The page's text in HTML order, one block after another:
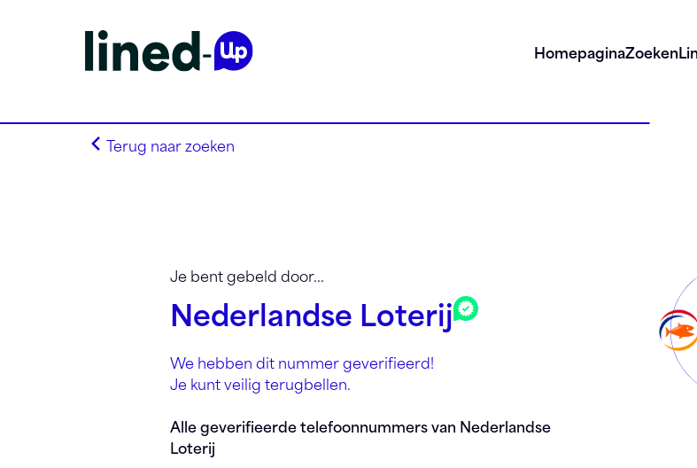
HomepaginaZoeken
Terug naar zoeken
Je bent gebeld door...
Nederlandse Loterij
We hebben dit nummer geverifieerd!
Je kunt veilig terugbellen.
Alle geverifieerde telefoonnummers van Nederlandse
Loterij
Search on alphabet
Search on Area Code
Lined-Up Business
Stel je vragen
Registreren